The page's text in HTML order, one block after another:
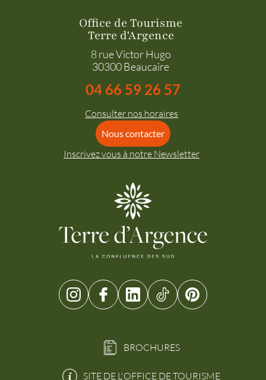
Office de Tourisme
Terre d'Argence
8 rue Victor Hugo
30300 Beaucaire
04 66 59 26 57
Consulter nos horaires
Nous contacter
Inscrivez vous à notre Newsletter
BROCHURES
SITE DE L'OFFICE DE TOURISME